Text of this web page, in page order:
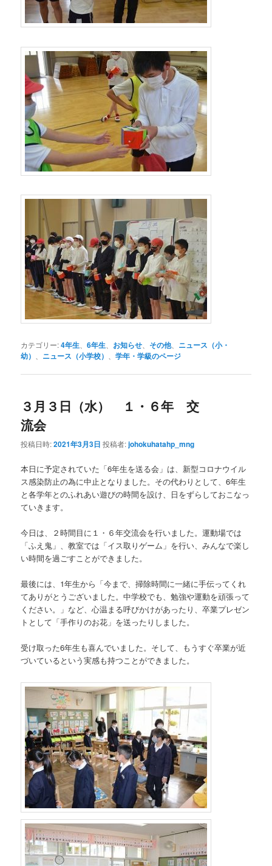
カテゴリー:4年生 、6年生 お知らせ その他、 ニュース（小・
幼）
ニュース（小学校） 、学年・学級のページ
３月３日（水） １・６年 交
流会
投稿日時:2021年3月3日 投稿者:johokuhatahp_mng
本日に予定されていた「6年生を送る会」は、新型コロナウイル
ス感染防止の為に中止となりました。その代わりとして、6年生
と各学年とのふれあい遊びの時間を設け、日をずらしておこなっ
ていきます。
今日は、２時間目に１・６年交流会を行いました。運動場では
「ふえ鬼」、教室では「イス取りゲーム」を行い、みんなで楽し
い時間を過ごすことができました。
最後には、1年生から「今まで、掃除時間に一緒に手伝ってくれ
てありがとうございました。中学校でも、勉強や運動を頑張って
ください。」など、心温まる呼びかけがあったり、卒業プレゼン
トとして「手作りのお花」を送ったりしました。
受け取った6年生も喜んでいました。そして、もうすぐ卒業が近
づいているという実感も持つことができました。